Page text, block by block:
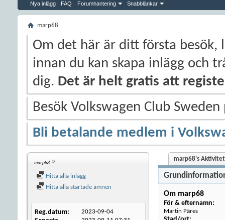
Nya inlägg FAQ Forumhantering Snabblänkar
marp68
Om det här är ditt första besök,
innan du kan skapa inlägg och
dig. Det är helt gratis att
Besök Volkswagen Club
Bli betalande medlem i
marp68
Hitta alla inlägg
Hitta alla startade ämnen
Reg.datum 2023-09-04
marp68's Aktivitet
Om marp68
För & efternamn:
Martin Päres